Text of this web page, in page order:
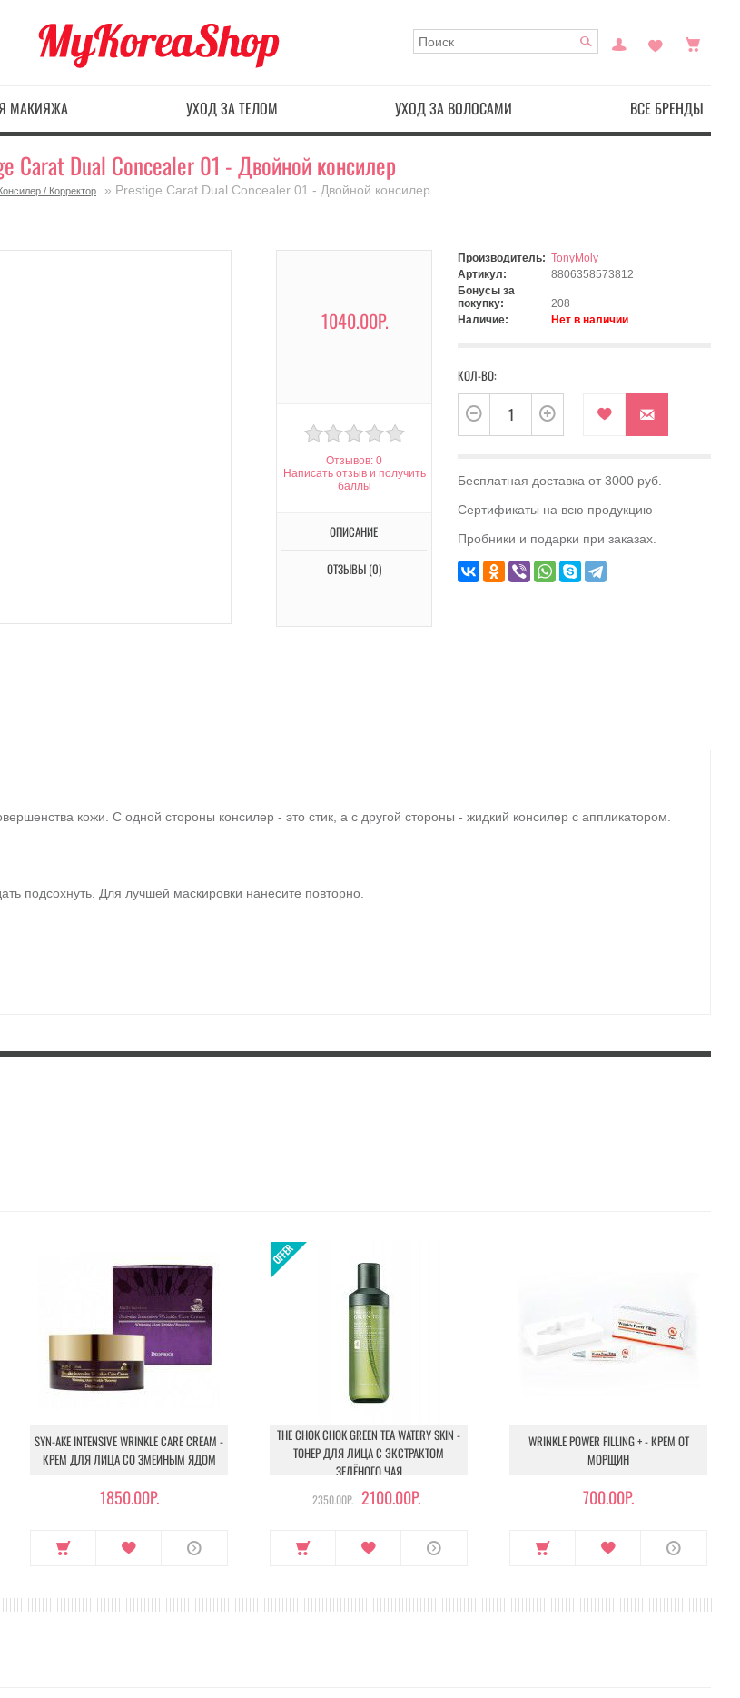
МАКИЯЖА УХОД ЗА ТЕЛОМ УХОД ЗА ВОЛОСАМИ ВСЕ БРЕНДЫ
Carat Dual Concealer 01 - Двойной консилер
/ Корректор » Prestige Carat Dual Concealer 01 - Двойной консилер
1040.00Р.
Отзывов: 0
Написать отзыв и получить
баллы
ОПИСАНИЕ
ОТЗЫВЫ (0)
Производитель: TonyMoly
Артикул:
8806358573812
Бонусы за
покупку:
208
Наличие:
Нет в наличии
КОЛ-ВО:
Бесплатная доставка от 3000 руб.
Сертификаты на всю продукцию
Пробники и подарки при заказах.
кожи. С одной стороны консилер - это стик, а с другой стороны - жидкий консилер с аппликатором.
подсохнуть. Для лучшей маскировки нанесите повторно.
SYN-AKE INTENSIVE WRINKLE CARE CREAM -
КРЕМ ДЛЯ ЛИЦА СО ЗМЕИНЫМ ЯДОМ
1850.00Р.
THE CHOK CHOK GREEN TEA WATERY SKIN -
ТОНЕР ДЛЯ ЛИЦА С ЭКСТРАКТОМ
ЗЕЛЁНОГО ЧАЯ
2350.00Р. 2100.00Р.
WRINKLE POWER FILLING + - КРЕМ ОТ
МОРЩИН
700.00Р.